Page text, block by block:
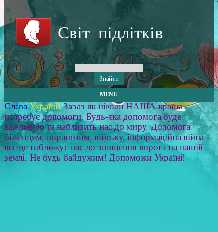
Світ підлітків
MENU
Слава Україні! Зараз як ніколи НАША країна
потребує допомоги. Будь-яка допомога буде
важливою та наблизить нас до миру. Допомога
біженцям, пораненим, війську, інформаційна війна -
все це наближує нас до знищення ворога на нашій
землі. Не будь байдужим! Допоможи Україні!